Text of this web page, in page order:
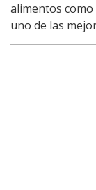
alimentos
uno de las